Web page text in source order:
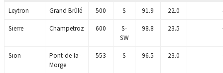
Leytron Grand Brûlé 500 S 91.9 22.0
Sierre Champetroz 600
S-
SW
98.8 23.5
Sion
Pont-de-la-
Morge
553 S 96.5 23.0